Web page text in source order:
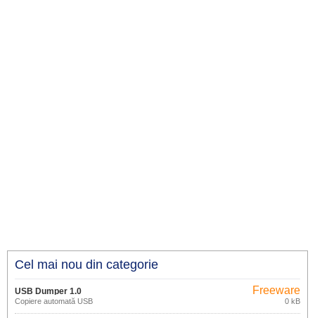
Cel mai nou din categorie
USB Dumper 1.0
Copiere automată USB
Freeware
0 kB